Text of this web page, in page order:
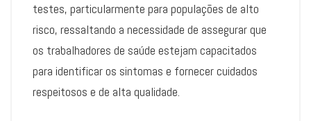
testes, particularmente para populações de alto
risco, ressaltando a necessidade de assegurar que
os trabalhadores de saúde estejam capacitados
para identificar os sintomas e fornecer cuidados
respeitosos e de alta qualidade.